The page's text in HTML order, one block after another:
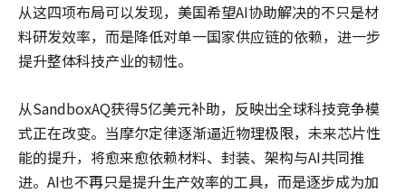
从这四项布局可以发现，美国希望AI协助解决的不只是材
料研发效率，而是降低对单一国家供应链的依赖，进一步
提升整体科技产业的韧性。
从SandboxAQ获得5亿美元补助，反映出全球科技竞争模
式正在改变。当摩尔定律逐渐逼近物理极限，未来芯片性
能的提升，将愈来愈依赖材料、封装、架构与AI共同推
进。AI也不再只是提升生产效率的工具，而是逐步成为加